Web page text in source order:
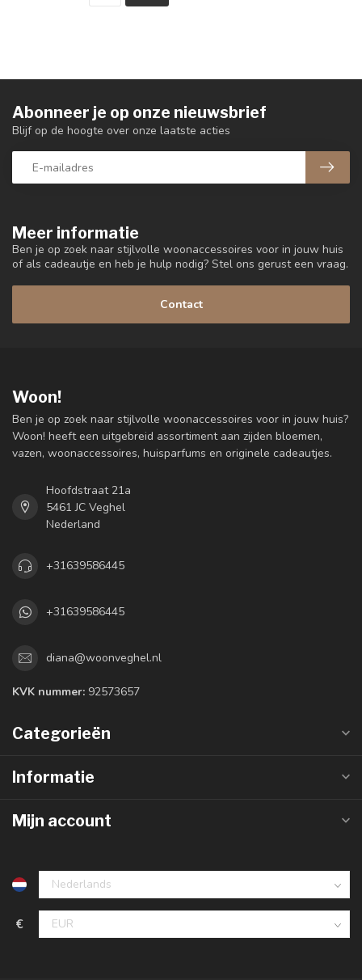
Meer informatie
Ben je op zoek naar stijlvolle woonaccessoires voor in jouw huis
of als cadeautje en heb je hulp nodig? Stel ons gerust een vraag.
Contact
Abonneer je op onze nieuwsbrief
Blijf op de hoogte over onze laatste acties
Woon!
Ben je op zoek naar stijlvolle woonaccessoires voor in jouw huis?
Woon! heeft een uitgebreid assortiment aan zijden bloemen,
vazen, woonaccessoires, huisparfums en originele cadeautjes.
Hoofdstraat 21a
5461 JC Veghel
Nederland
+31639586445
+31639586445
diana@woonveghel.nl
KVK nummer: 92573657
Categorieën
Informatie
Mijn account
€